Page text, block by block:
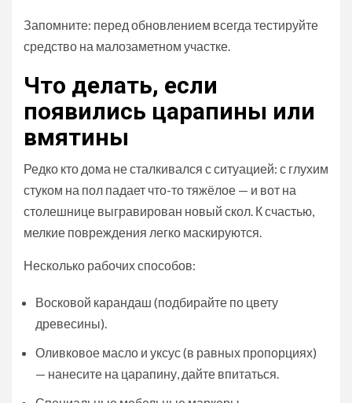
Запомните: перед обновлением всегда тестируйте
средство на малозаметном участке.
Что делать, если
появились царапины или
вмятины
Редко кто дома не сталкивался с ситуацией: с глухим
стуком на пол падает что-то тяжёлое — и вот на
столешнице выгравирован новый скол. К счастью,
мелкие повреждения легко маскируются.
Несколько рабочих способов:
Восковой карандаш (подбирайте по цвету
древесины).
Оливковое масло и уксус (в равных пропорциях)
— нанесите на царапину, дайте впитаться.